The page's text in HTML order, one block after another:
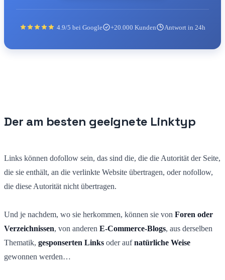
4.9/5 bei Google +20.000 Kunden Antwort in 24h
Der am besten geeignete Linktyp
Links können dofollow sein, das sind die, die die Autorität der Seite,
die sie enthält, an die verlinkte Website übertragen, oder nofollow,
die diese Autorität nicht übertragen.
Und je nachdem, wo sie herkommen, können sie von Foren oder
Verzeichnissen, von anderen E-Commerce-Blogs, aus derselben
Thematik, gesponserten Links oder aufnatürliche Weise
gewonnen werden…